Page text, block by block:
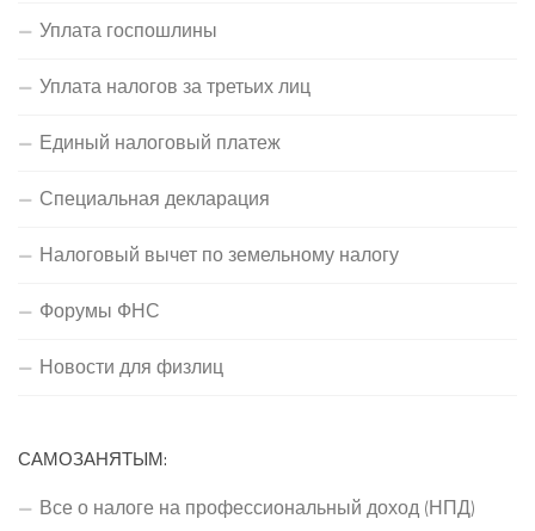
Уплата госпошлины
Уплата налогов за третьих лиц
Единый налоговый платеж
Специальная декларация
Налоговый вычет по земельному налогу
Форумы ФНС
Новости для физлиц
САМОЗАНЯТЫМ:
Все о налоге на профессиональный доход (НПД)